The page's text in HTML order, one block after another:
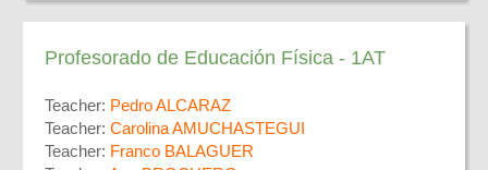
Profesorado de Educación Física - 1AT
Teacher: Pedro ALCARAZ
Teacher: Carolina AMUCHASTEGUI
Teacher: Franco BALAGUER